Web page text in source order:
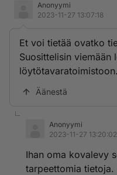
Anonyymi
2023-11-27 13:07:18
Et voi tietää ovatko
Suosittelisin viemään
löytötavaratoimistoon.
Äänestä
Anonyymi
2023-11-27 13:20:02
Ihan oma kovalevy
tarpeettomia tietoja.